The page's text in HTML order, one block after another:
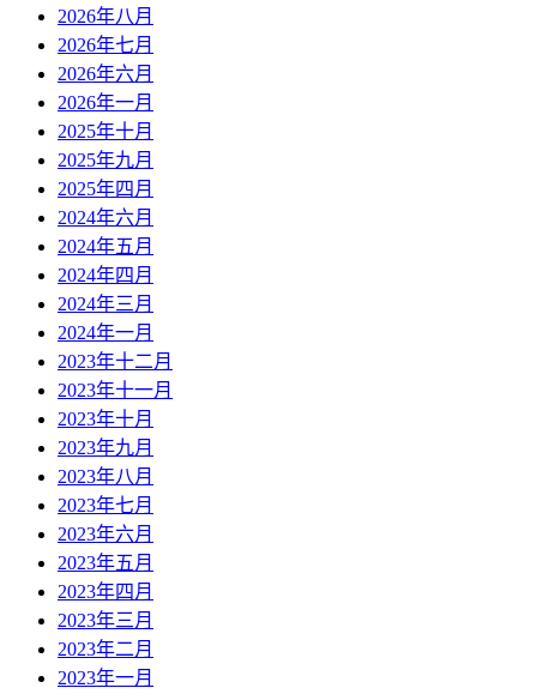
2026年八月
2026年七月
2026年六月
2026年一月
2025年十月
2025年九月
2025年四月
2024年六月
2024年五月
2024年四月
2024年三月
2024年一月
2023年十二月
2023年十一月
2023年十月
2023年九月
2023年八月
2023年七月
2023年六月
2023年五月
2023年四月
2023年三月
2023年二月
2023年一月